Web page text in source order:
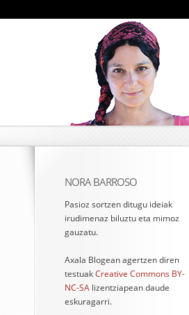
NORA BARROSO
Pasioz sortzen ditugu ideiak
irudimenaz biluztu eta mimoz
gauzatu.
Axala Blogean agertzen diren
testuakCreative Commons BY-
NC-SA lizentziapean daude
eskuragarri.